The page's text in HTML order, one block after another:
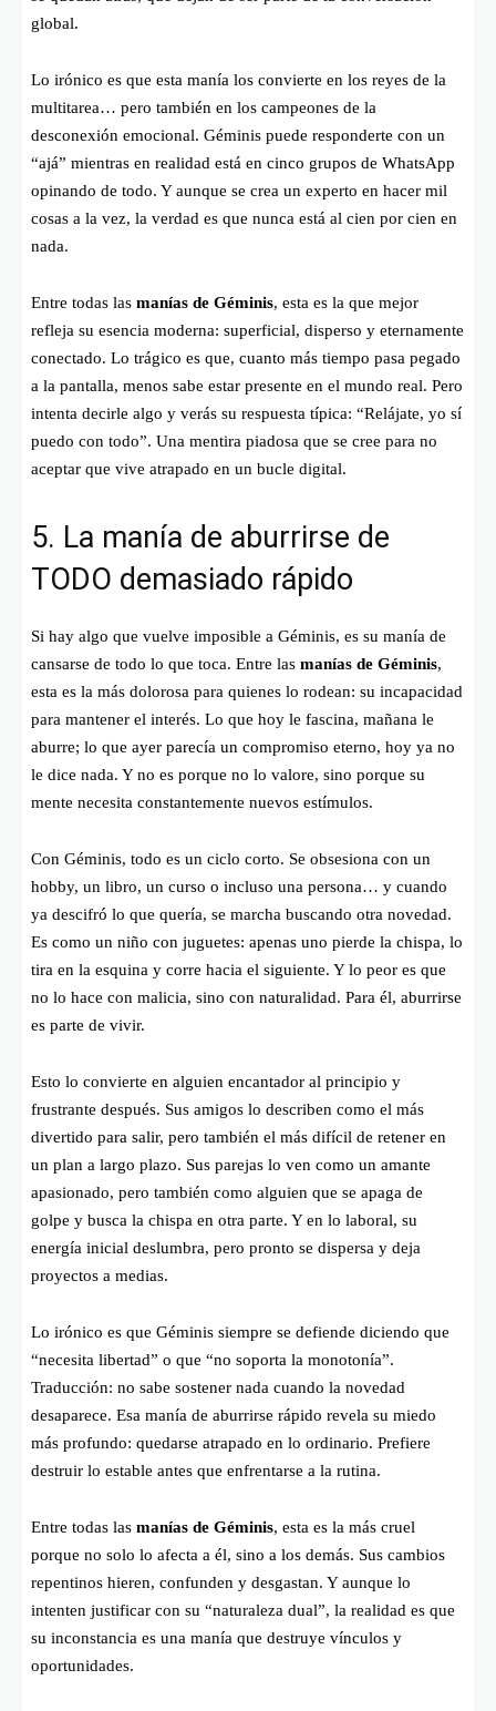
global.
Lo irónico es que esta manía los convierte en los reyes de la
multitarea… pero también en los campeones de la
desconexión emocional. Géminis puede responderte con un
“ajá” mientras en realidad está en cinco grupos de WhatsApp
opinando de todo. Y aunque se crea un experto en hacer mil
cosas a la vez, la verdad es que nunca está al cien por cien en
nada.
Entre todas las manías de Géminis, esta es la que mejor
refleja su esencia moderna: superficial, disperso y eternamente
conectado. Lo trágico es que, cuanto más tiempo pasa pegado
a la pantalla, menos sabe estar presente en el mundo real. Pero
intenta decirle algo y verás su respuesta típica: “Relájate, yo sí
puedo con todo”. Una mentira piadosa que se cree para no
aceptar que vive atrapado en un bucle digital.
5. La manía de aburrirse de
TODO demasiado rápido
Si hay algo que vuelve imposible a Géminis, es su manía de
cansarse de todo lo que toca. Entre las manías de Géminis,
esta es la más dolorosa para quienes lo rodean: su incapacidad
para mantener el interés. Lo que hoy le fascina, mañana le
aburre; lo que ayer parecía un compromiso eterno, hoy ya no
le dice nada. Y no es porque no lo valore, sino porque su
mente necesita constantemente nuevos estímulos.
Con Géminis, todo es un ciclo corto. Se obsesiona con un
hobby, un libro, un curso o incluso una persona… y cuando
ya descifró lo que quería, se marcha buscando otra novedad.
Es como un niño con juguetes: apenas uno pierde la chispa, lo
tira en la esquina y corre hacia el siguiente. Y lo peor es que
no lo hace con malicia, sino con naturalidad. Para él, aburrirse
es parte de vivir.
Esto lo convierte en alguien encantador al principio y
frustrante después. Sus amigos lo describen como el más
divertido para salir, pero también el más difícil de retener en
un plan a largo plazo. Sus parejas lo ven como un amante
apasionado, pero también como alguien que se apaga de
golpe y busca la chispa en otra parte. Y en lo laboral, su
energía inicial deslumbra, pero pronto se dispersa y deja
proyectos a medias.
Lo irónico es que Géminis siempre se defiende diciendo que
“necesita libertad” o que “no soporta la monotonía”.
Traducción: no sabe sostener nada cuando la novedad
desaparece. Esa manía de aburrirse rápido revela su miedo
más profundo: quedarse atrapado en lo ordinario. Prefiere
destruir lo estable antes que enfrentarse a la rutina.
Entre todas las manías de Géminis, esta es la más cruel
porque no solo lo afecta a él, sino a los demás. Sus cambios
repentinos hieren, confunden y desgastan. Y aunque lo
intenten justificar con su “naturaleza dual”, la realidad es que
su inconstancia es una manía que destruye vínculos y
oportunidades.